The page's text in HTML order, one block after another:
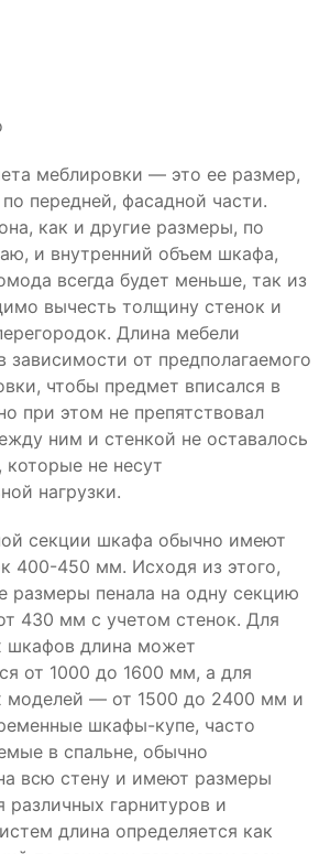
меблировки — это ее размер,
передней, фасадной части.
как и другие размеры, по
и внутренний объем шкафа,
всегда будет меньше, так из
вычесть толщину стенок и
Длина мебели
зависимости от предполагаемого
чтобы предмет вписался в
при этом не препятствовал
ним и стенкой не оставалось
не несут
нагрузки.
секции шкафа обычно имеют
400-450 мм. Исходя из этого,
размеры пенала на одну секцию
430 мм с учетом стенок. Для
шкафов длина может
от 1000 до 1600 мм, а для
моделей — от 1500 до 2400 мм и
шкафы-купе, часто
в спальне, обычно
всю стену и имеют размеры
гарнитуров и
длина определяется как